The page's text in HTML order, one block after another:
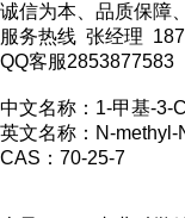
诚信为本、品质保障
服务热线 张经理
QQ客服2853877583
中文名称：1-甲基-3-
英文名称：N-
CAS：70-25-7